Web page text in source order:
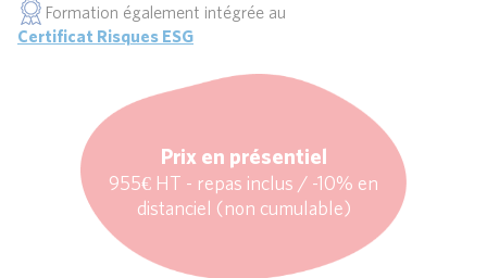
Formation également intégrée au
Certificat Risques ESG
Prix en présentiel
955€ HT - repas inclus / -10% en
distanciel (non cumulable)